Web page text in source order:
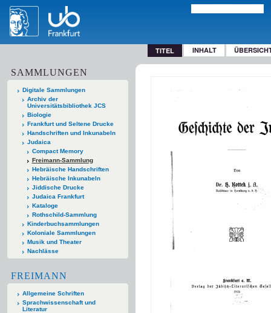
TITEL INHALT
SAMMLUNGEN
Digitale Sammlungen
Archiv der
Universitätsbibliothek JCS
Biologie
Frankfurt und Seltene Drucke
Handschriften und Inkunabeln
Judaica
Compact Memory
Freimann-Sammlung
Hebräische Handschriften
Hebräische Inkunabeln
Jiddische Drucke
Judaica Frankfurt
Kataloge
Rothschild-Sammlung
Kinderbuchsammlungen
Koloniale Sammlungen
Musik und Theater
Nachlässe
FREIMANN
Allgemeine Schriften
Sprachwissenschaft und
Literatur